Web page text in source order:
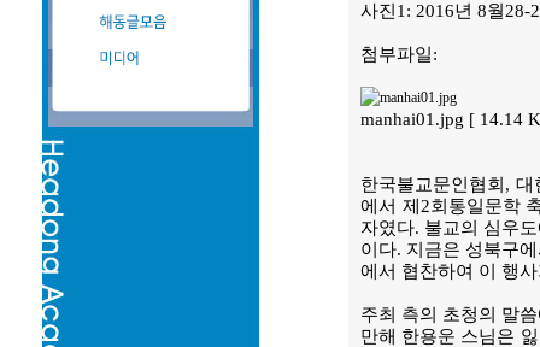
사진1: 2016년 8월28-
첨부파일:
manhai01.jpg [ 14.14
한국불교문인협회,
에서 제2회통일문학
자였다. 불교의 심우
이다. 지금은 성북구
에서 협찬하여 이 행
주최 측의 초청의 말
만해 한용운 스님은